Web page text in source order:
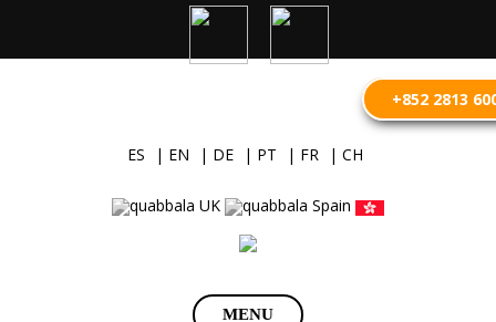
+852 2813
ES | EN | DE | PT | FR | CH
MENU